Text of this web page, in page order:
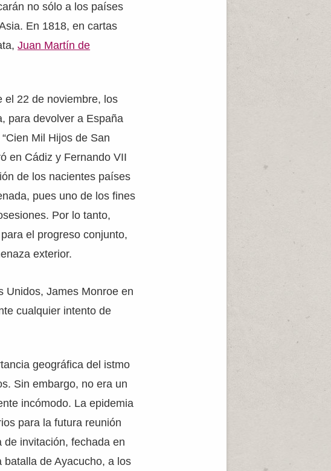
no sólo a los países
En 1818, en cartas
Juan Martín de
el 22 de noviembre, los
para devolver a España
Mil Hijos de San
en Cádiz y Fernando VII
de los nacientes países
pues uno de los fines
Por lo tanto,
el progreso conjunto,
exterior.
Unidos, James Monroe en
cualquier intento de
geográfica del istmo
Sin embargo, no era un
incómodo. La epidemia
para la futura reunión
invitación, fechada en
de Ayacucho, a los